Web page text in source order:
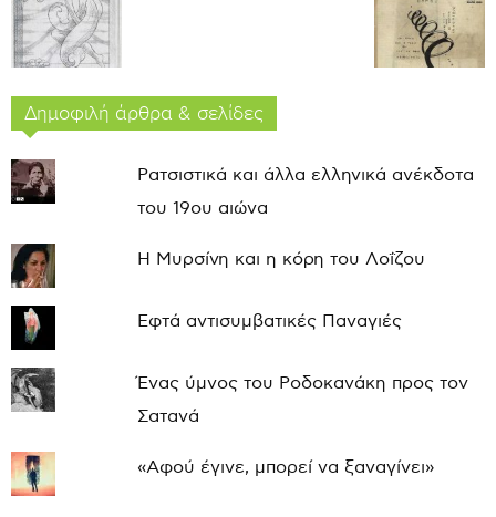
Δημοφιλή άρθρα & σελίδες
Ρατσιστικά και άλλα ελληνικά ανέκδοτα
του 19ου αιώνα
Η Μυρσίνη και η κόρη του Λοΐζου
Εφτά αντισυμβατικές Παναγιές
Ένας ύμνος του Ροδοκανάκη προς τον
Σατανά
«Αφού έγινε, μπορεί να ξαναγίνει»